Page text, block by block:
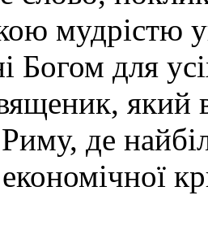
мудрістю
Богом для
який
Риму, де